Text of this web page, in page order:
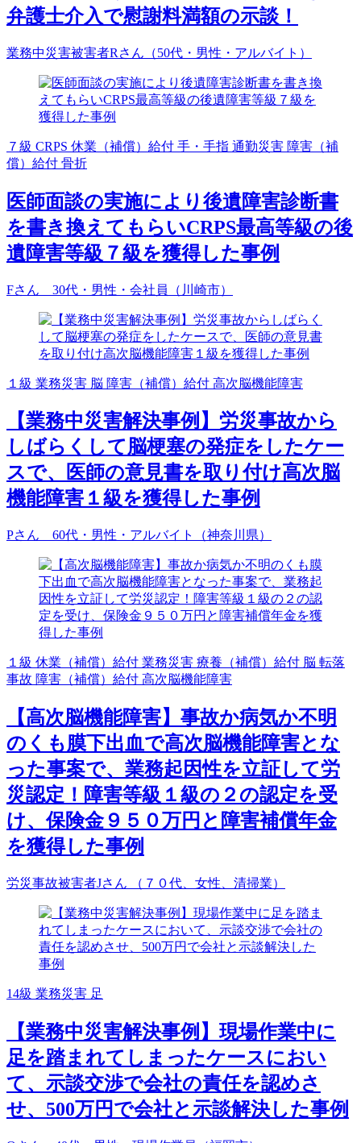
弁護士介入で慰謝料満額の示談！
業務中災害被害者Rさん（50代・男性・アルバイト）
７級 CRPS 休業（補償）給付 手・手指 通勤災害 障害（補
償）給付 骨折
医師面談の実施により後遺障害診断書
を書き換えてもらいCRPS最高等級の後
遺障害等級７級を獲得した事例
Fさん 30代・男性・会社員（川崎市）
１級 業務災害 脳 障害（補償）給付 高次脳機能障害
【業務中災害解決事例】労災事故から
しばらくして脳梗塞の発症をしたケー
スで、医師の意見書を取り付け高次脳
機能障害１級を獲得した事例
Pさん 60代・男性・アルバイト（神奈川県）
１級 休業（補償）給付 業務災害 療養（補償）給付 脳 転落
事故 障害（補償）給付 高次脳機能障害
【高次脳機能障害】事故か病気か不明
のくも膜下出血で高次脳機能障害とな
った事案で、業務起因性を立証して労
災認定！障害等級１級の２の認定を受
け、保険金９５０万円と障害補償年金
を獲得した事例
労災事故被害者Jさん （７０代、女性、清掃業）
14級 業務災害 足
【業務中災害解決事例】現場作業中に
足を踏まれてしまったケースにおい
て、示談交渉で会社の責任を認めさ
せ、500万円で会社と示談解決した事例